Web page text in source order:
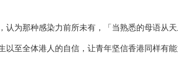
为那种感染力前所未有，「当熟悉的母语从
至全体港人的自信，让青年坚信香港同样有能